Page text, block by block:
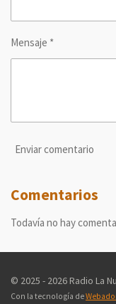
Mensaje *
Enviar comentario
Comentarios
Todavía no hay
© 2025 - 2026 Radio La
Con la tecnología de